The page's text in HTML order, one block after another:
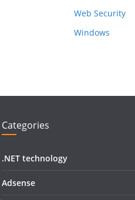
Web Security
Windows
Categories
.NET technology
Adsense